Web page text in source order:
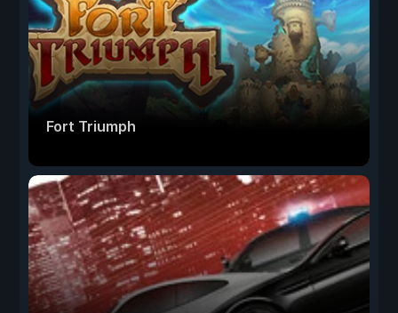
Fort Triumph